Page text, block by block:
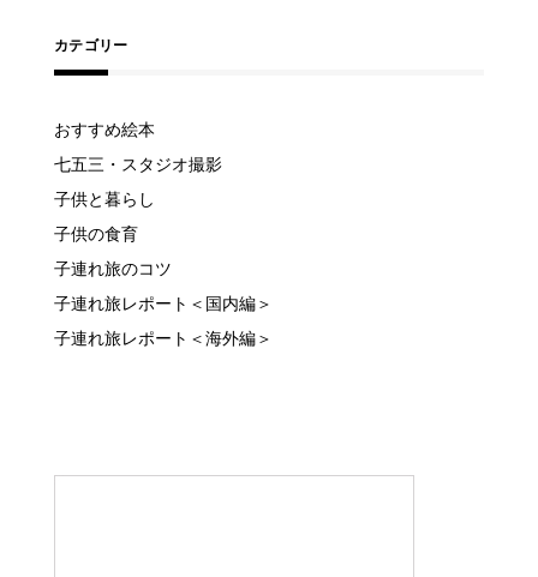
カテゴリー
おすすめ絵本
七五三・スタジオ撮影
子供と暮らし
子供の食育
子連れ旅のコツ
子連れ旅レポート＜国内編＞
子連れ旅レポート＜海外編＞